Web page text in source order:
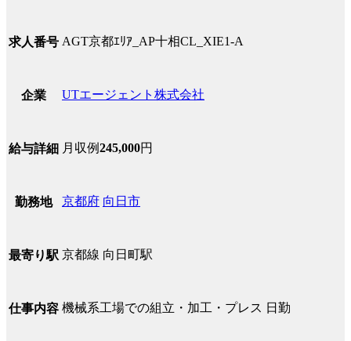
求人番号 AGT京都ｴﾘｱ_AP十相CL_XIE1-A
企業 UTエージェント株式会社
給与詳細 月収例245,000円
勤務地 京都府 向日市
最寄り駅 京都線 向日町駅
仕事内容 機械系工場での組立・加工・プレス 日勤